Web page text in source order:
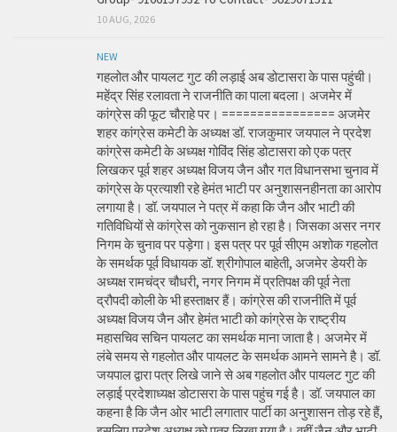
10 AUG, 2026
NEW
गहलोत और पायलट गुट की लड़ाई अब डोटासरा के पास पहुंची।
महेंद्र सिंह रलावता ने राजनीति का पाला बदला। अजमेर में
कांग्रेस की फूट चौराहे पर। ================ अजमेर
शहर कांग्रेस कमेटी के अध्यक्ष डॉ. राजकुमार जयपाल ने प्रदेश
कांग्रेस कमेटी के अध्यक्ष गोविंद सिंह डोटासरा को एक पत्र
लिखकर पूर्व शहर अध्यक्ष विजय जैन और गत विधानसभा चुनाव में
कांग्रेस के प्रत्याशी रहे हेमंत भाटी पर अनुशासनहीनता का आरोप
लगाया है। डॉ. जयपाल ने पत्र में कहा कि जैन और भाटी की
गतिविधियों से कांग्रेस को नुकसान हो रहा है। जिसका असर नगर
निगम के चुनाव पर पड़ेगा। इस पत्र पर पूर्व सीएम अशोक गहलोत
के समर्थक पूर्व विधायक डॉ. श्रीगोपाल बाहेती, अजमेर डेयरी के
अध्यक्ष रामचंद्र चौधरी, नगर निगम में प्रतिपक्ष की पूर्व नेता
द्रौपदी कोली के भी हस्ताक्षर हैं। कांग्रेस की राजनीति में पूर्व
अध्यक्ष विजय जैन और हेमंत भाटी को कांग्रेस के राष्ट्रीय
महासचिव सचिन पायलट का समर्थक माना जाता है। अजमेर में
लंबे समय से गहलोत और पायलट के समर्थक आमने सामने है। डॉ.
जयपाल द्वारा पत्र लिखे जाने से अब गहलोत और पायलट गुट की
लड़ाई प्रदेशाध्यक्ष डोटासरा के पास पहुंच गई है। डॉ. जयपाल का
कहना है कि जैन ओर भाटी लगातार पार्टी का अनुशासन तोड़ रहे हैं,